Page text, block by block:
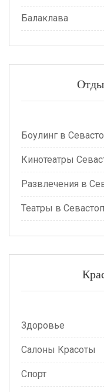
Балаклава
Боулинг в
Кинотеатры
Развлечения в
Театры в
Здоровье
Салоны Красоты
Спорт